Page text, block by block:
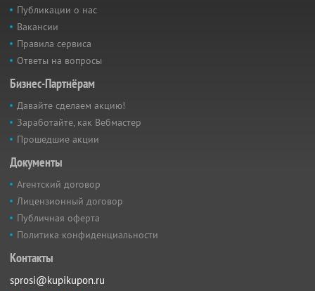
Публикации о нас
Вакансии
Правила сервиса
Ответы на вопросы
Бизнес-Партнёрам
Давайте сделаем акцию!
Заработайте, как Вебмастер
Прошедшие акции
Документы
Агентский договор
Лицензионный договор
Публичная оферта
Политика конфиденциальности
Контакты
sprosi@kupikupon.ru